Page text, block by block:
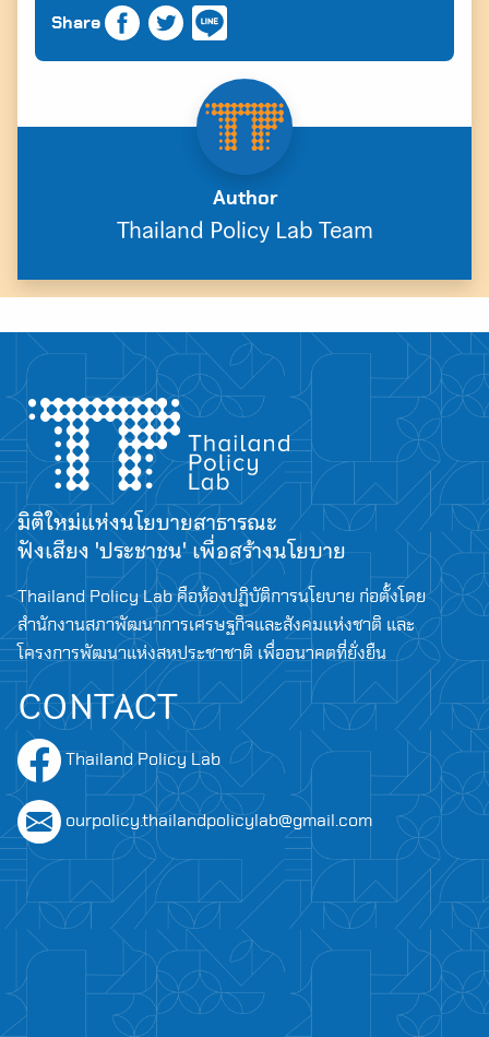
Share
Author
Thailand Policy Lab Team
มิติใหม่แห่งนโยบายสาธารณะ
ฟังเสียง 'ประชาชน' เพื่อสร้างนโยบาย
Thailand Policy Lab คือห้องปฏิบัติการนโยบาย ก่อตั้งโดย
สำนักงานสภาพัฒนาการเศรษฐกิจและสังคมแห่งชาติ และ
โครงการพัฒนาแห่งสหประชาชาติ เพื่ออนาคตที่ยั่งยืน
CONTACT
Thailand Policy Lab
ourpolicy.thailandpolicylab@gmail.com